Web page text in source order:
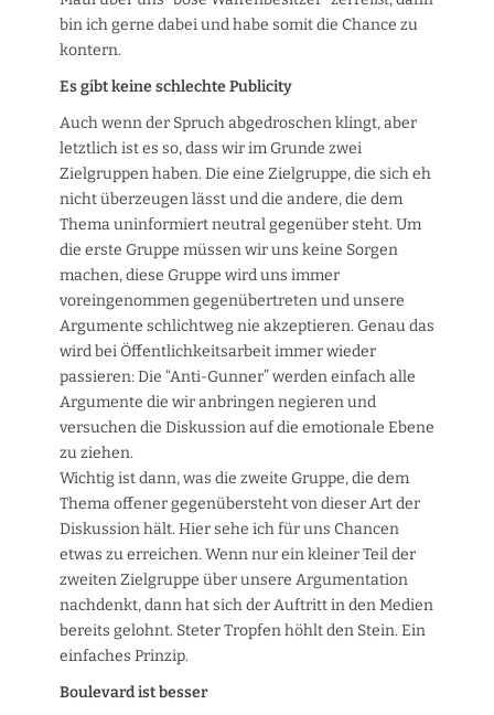
bin ich gerne dabei und habe somit die Chance zu
kontern.
Es gibt keine schlechte Publicity
Auch wenn der Spruch abgedroschen klingt, aber
letztlich ist es so, dass wir im Grunde zwei
Zielgruppen haben. Die eine Zielgruppe, die sich eh
nicht überzeugen lässt und die andere, die dem
Thema uninformiert neutral gegenüber steht. Um
die erste Gruppe müssen wir uns keine Sorgen
machen, diese Gruppe wird uns immer
voreingenommen gegenübertreten und unsere
Argumente schlichtweg nie akzeptieren. Genau das
wird bei Öffentlichkeitsarbeit immer wieder
passieren: Die “Anti-Gunner” werden einfach alle
Argumente die wir anbringen negieren und
versuchen die Diskussion auf die emotionale Ebene
zu ziehen.
Wichtig ist dann, was die zweite Gruppe, die dem
Thema offener gegenübersteht von dieser Art der
Diskussion hält. Hier sehe ich für uns Chancen
etwas zu erreichen. Wenn nur ein kleiner Teil der
zweiten Zielgruppe über unsere Argumentation
nachdenkt, dann hat sich der Auftritt in den Medien
bereits gelohnt. Steter Tropfen höhlt den Stein. Ein
einfaches Prinzip.
Boulevard ist besser